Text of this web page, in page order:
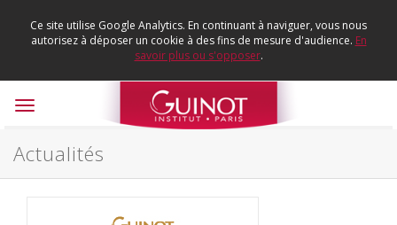
Ce site utilise Google Analytics. En continuant à naviguer, vous nous
autorisez à déposer un cookie à des fins de mesure d'audience. En
savoir plus ou s'opposer.
Toggle
Actualités